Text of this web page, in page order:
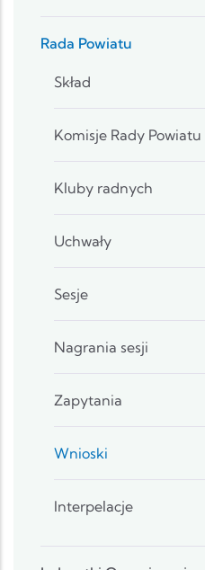
Rada Powiatu
Skład
Komisje Rady Powiatu
Kluby radnych
Uchwały
Sesje
Nagrania sesji
Zapytania
Wnioski
Interpelacje